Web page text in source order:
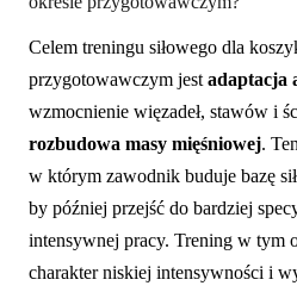
Celem treningu siłowego dla
przygotowawczym jest adaptacja
wzmocnienie więzadeł, stawów i
rozbudowa masy mięśniowej.
w którym zawodnik buduje bazę
by później przejść do bardziej
intensywnej pracy. Trening w tym
charakter niskiej intensywności i